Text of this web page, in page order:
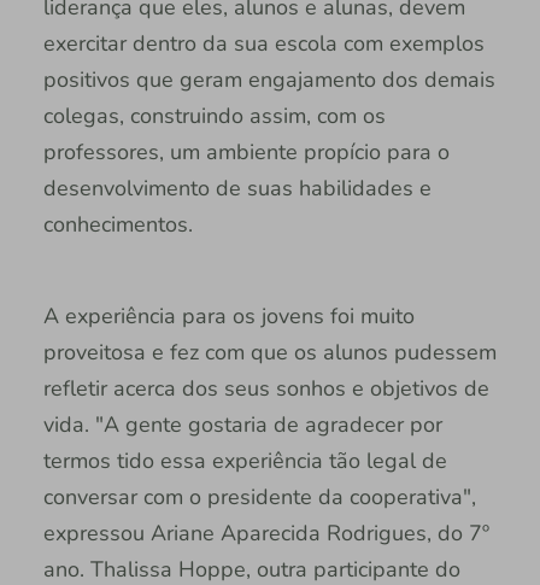
liderança que eles, alunos e alunas, devem
exercitar dentro da sua escola com exemplos
positivos que geram engajamento dos demais
colegas, construindo assim, com os
professores, um ambiente propício para o
desenvolvimento de suas habilidades e
conhecimentos.
A experiência para os jovens foi muito
proveitosa e fez com que os alunos pudessem
refletir acerca dos seus sonhos e objetivos de
vida. "A gente gostaria de agradecer por
termos tido essa experiência tão legal de
conversar com o presidente da cooperativa",
expressou Ariane Aparecida Rodrigues, do 7º
ano. Thalissa Hoppe, outra participante do